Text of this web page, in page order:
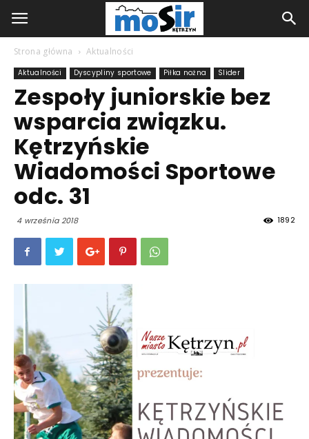
Strona główna Aktualności
Aktualności Dyscypliny sportowe Piłka nożna Slider
Zespoły juniorskie bez
wsparcia związku.
Kętrzyńskie
Wiadomości Sportowe
odc. 31
4 września 2018 1892